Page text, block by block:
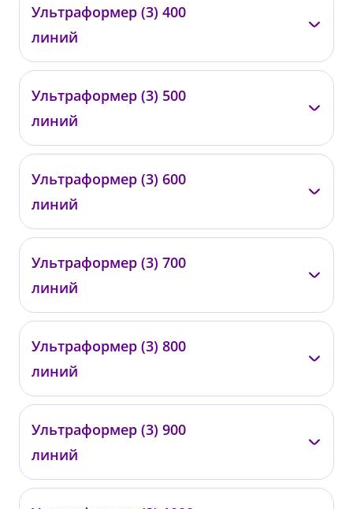
0331
от 30 000 ₽
Ультраформер (3) 400
линий
0332
от 40 000 ₽
Ультраформер (3) 500
линий
0333
от 50 000 ₽
Ультраформер (3) 600
линий
0334
от 57 000 ₽
Ультраформер (3) 700
линий
0335
от 62 000 ₽
Ультраформер (3) 800
линий
0336
от 70 000 ₽
Ультраформер (3) 900
линий